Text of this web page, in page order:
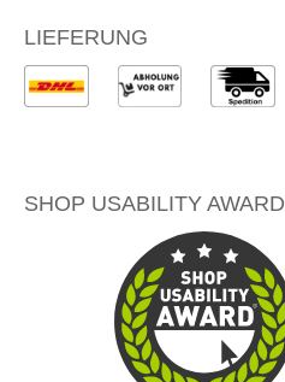
LIEFERUNG
SHOP USABILITY AWARD